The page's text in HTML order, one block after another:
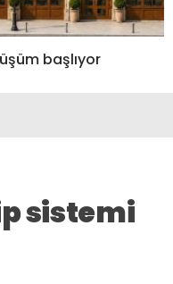
başlıyor
sistemi